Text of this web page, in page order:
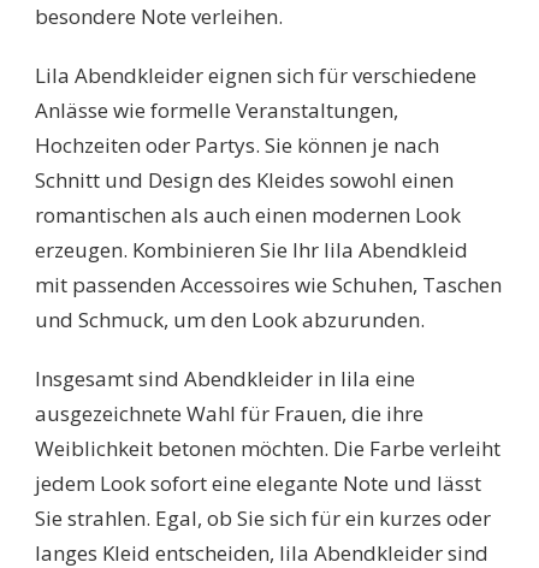
besondere Note verleihen.
Lila Abendkleider eignen sich für verschiedene
Anlässe wie formelle Veranstaltungen,
Hochzeiten oder Partys. Sie können je nach
Schnitt und Design des Kleides sowohl einen
romantischen als auch einen modernen Look
erzeugen. Kombinieren Sie Ihr lila Abendkleid
mit passenden Accessoires wie Schuhen, Taschen
und Schmuck, um den Look abzurunden.
Insgesamt sind Abendkleider in lila eine
ausgezeichnete Wahl für Frauen, die ihre
Weiblichkeit betonen möchten. Die Farbe verleiht
jedem Look sofort eine elegante Note und lässt
Sie strahlen. Egal, ob Sie sich für ein kurzes oder
langes Kleid entscheiden, lila Abendkleider sind